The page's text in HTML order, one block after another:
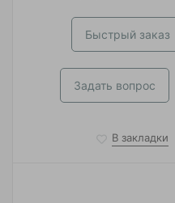
Быстрый заказ
Задать вопрос
В закладки